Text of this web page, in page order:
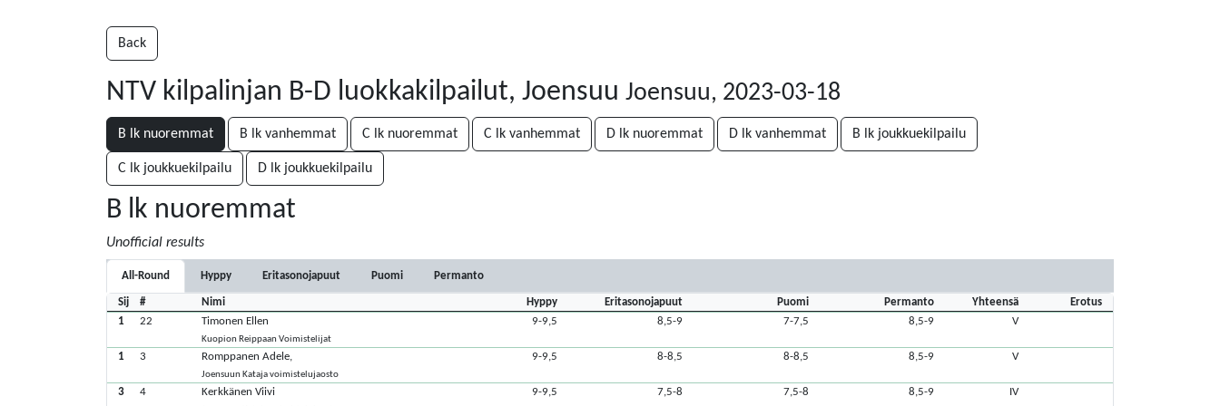
Back
NTV kilpalinjan B-D luokkakilpailut, Joensuu Joensuu, 2023-03-18
B lk nuoremmat B lk vanhemmat C lk nuoremmat C lk vanhemmat D lk nuoremmat D lk vanhemmat B lk joukkuekilpailu
C lk joukkuekilpailu D lk joukkuekilpailu
B lk nuoremmat
Unofficial results
All-Round Hyppy Eritasonojapuut Puomi Permanto
Sij # Nimi Hyppy Eritasonojapuut Puomi Permanto Yhteensä
Erotus
1
22 Timonen Ellen
Kuopion Reippaan Voimistelijat
9-9,5 8,5-9 7-7,5 8,5-9 V
1 3 Romppanen Adele,
Joensuun Kataja voimistelujaosto
9-9,5 8-8,5 8-8,5 8,5-9 V
3 4 Kerkkänen Viivi 9-9,5 7,5-8 7,5-8 8,5-9 IV